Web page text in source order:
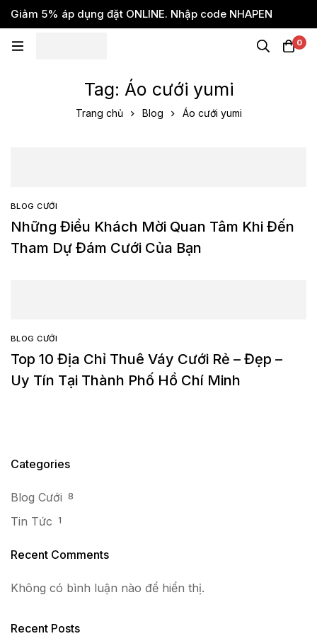
Giảm 5% áp dụng đặt ONLINE. Nhập code NHAPEN
0
Tag: Áo cưới yumi
Trang chủ Blog Áo cưới yumi
BLOG CƯỚI
Những Điều Khách Mời Quan Tâm Khi Đến
Tham Dự Đám Cưới Của Bạn
BLOG CƯỚI
Top 10 Địa Chỉ Thuê Váy Cưới Rẻ – Đẹp –
Uy Tín Tại Thành Phố Hồ Chí Minh
Categories
Blog Cưới 8
Tin Tức 1
Recent Comments
Không có bình luận nào để hiển thị.
Recent Posts